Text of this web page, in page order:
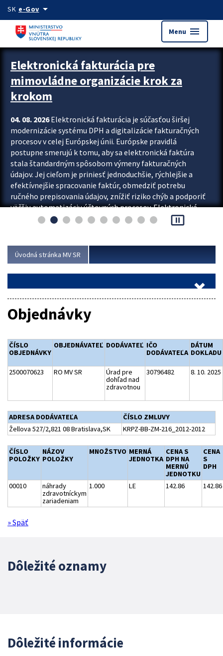
Preskocit na hlavný obsah
SK e-Govarrow_drop_down
Menu menu
Zastavit automatický posun upútavok
Elektronická fakturácia pre
mimovládne organizácie krok za
krokom
04. 08. 2026Elektronická fakturácia je súčasťou širšej
modernizácie systému DPH a digitalizácie fakturačných
procesov v celej Európskej únii. Európske pravidlá
postupne smerujú k tomu, aby sa elektronická faktúra
stala štandardným spôsobom výmeny fakturačných
údajov. Jej cieľom je priniesť jednoduchšie, rýchlejšie a
efektívnejšie spracovanie faktúr, obmedziť potrebu
ručného prepisovania údajov, znížiť riziko chýb a podporiť
väčšiu automatizáciu účtovných procesov. Elektronická
fakturácia preto nepredstavuje...
pause_presentation
Úvodná stránka MV SR
Objednávky
ČÍSLO
OBJEDNÁVKY
OBJEDNÁVATEĽ DODÁVATEĽ IČO
DODÁVATEĽA
DÁTUM
DOKLADU
2500070623 RO MV SR
Úrad pre
dohľad nad
zdravotnou
30796482 8. 10. 2025
ADRESA DODÁVATEĽA
ČÍSLO ZMLUVY
Žellova 527/2,821 08 Bratislava,SK
KRPZ-BB-ZM-216_2012-2012
ČÍSLO
POLOŽKY
NÁZOV
POLOŽKY
MNOŽSTVO MERNÁ
JEDNOTKA
CENA S
DPH NA
MERNÚ
JEDNOTKU
CENA
S
DPH
00010
náhrady
zdravotníckym
zariadeniam
1.000 LE 142.86 142.86
» Späť
Dôležité oznamy
Dôležité informácie